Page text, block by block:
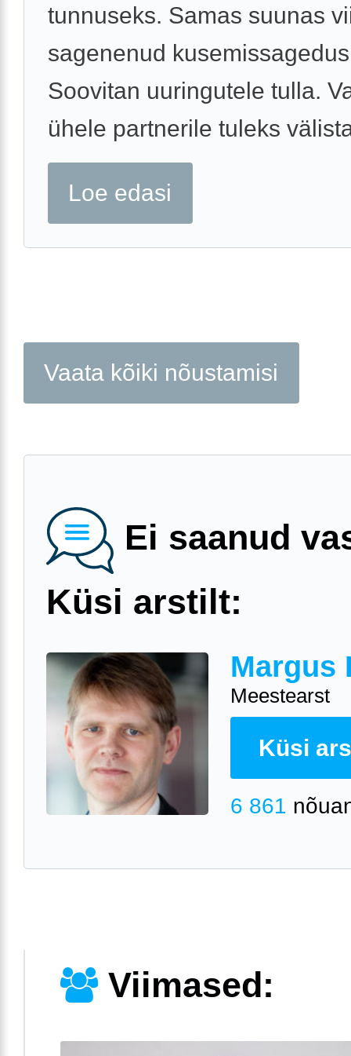
tunnuseks. Samas suunas
sagenenud
Soovitan uuringutele tulla.
ühele partnerile tuleks
Loe edasi
Vaata kõiki nõustamisi
Ei saanud
Küsi arstilt:
Margus
Meestearst
Küsi
6 861
Viimased: